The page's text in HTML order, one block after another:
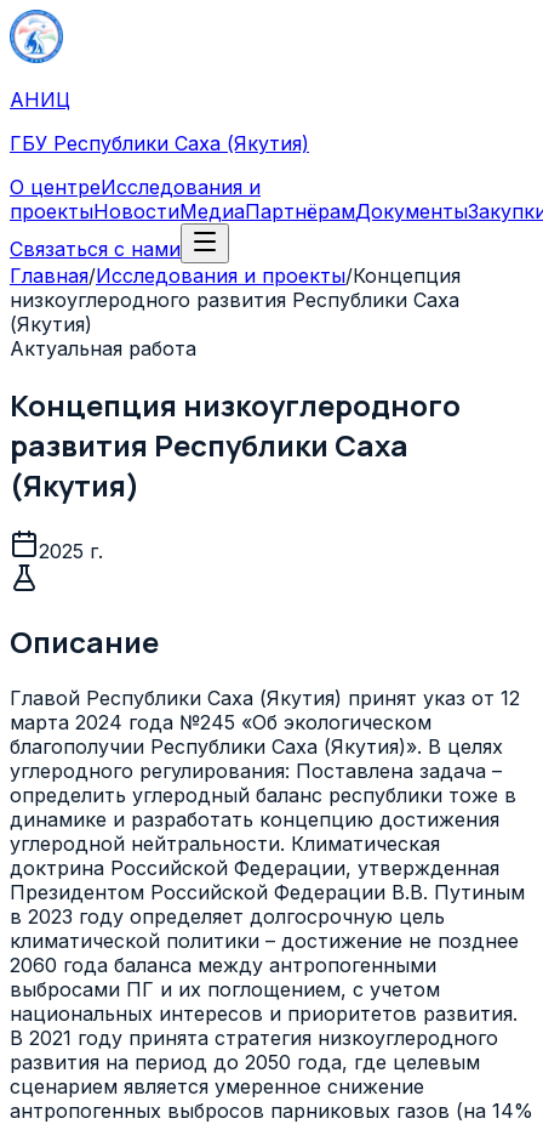
АНИЦ
ГБУ Республики Саха (Якутия)
О центреИсследования и
проектыНовостиМедиаПартнёрамДокументы
Связаться с нами
Главная/Исследования и проекты/Концепция
низкоуглеродного развития Республики Саха
(Якутия)
Актуальная работа
Концепция низкоуглеродного
развития Республики Саха
(Якутия)
2025 г.
Описание
Главой Республики Саха (Якутия) принят указ от 12
марта 2024 года №245 «Об экологическом
благополучии Республики Саха (Якутия)». В целях
углеродного регулирования: Поставлена задача –
определить углеродный баланс республики тоже в
динамике и разработать концепцию достижения
углеродной нейтральности. Климатическая
доктрина Российской Федерации, утвержденная
Президентом Российской Федерации В.В. Путиным
в 2023 году определяет долгосрочную цель
климатической политики – достижение не позднее
2060 года баланса между антропогенными
выбросами ПГ и их поглощением, с учетом
национальных интересов и приоритетов развития.
В 2021 году принята стратегия низкоуглеродного
развития на период до 2050 года, где целевым
сценарием является умеренное снижение
антропогенных выбросов парниковых газов (на 14%